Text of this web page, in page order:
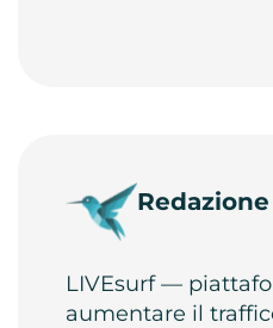
LIVEsurf —
aumentare il